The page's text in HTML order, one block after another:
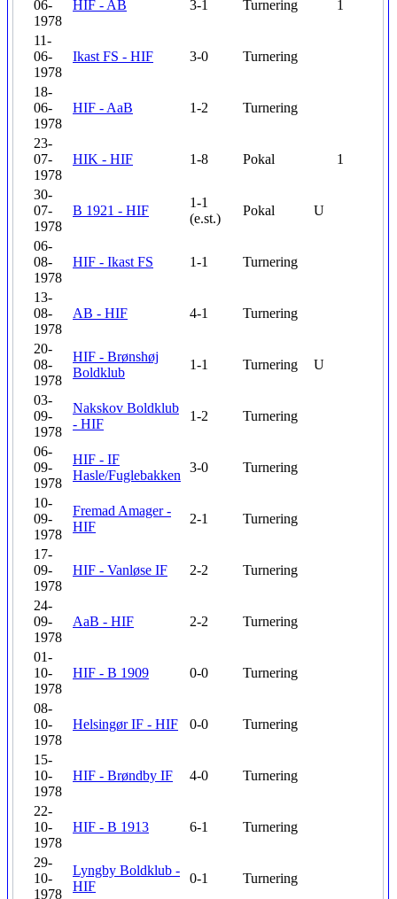
06-
1978
HIF - AB 3-1 Turnering 1
11-
06-
1978
Ikast FS - HIF 3-0 Turnering
18-
06-
1978
HIF - AaB 1-2 Turnering
23-
07-
1978
HIK - HIF 1-8 Pokal 1
30-
07-
1978
B 1921 - HIF
1-1
(e.st.)
Pokal U
06-
08-
1978
HIF - Ikast FS 1-1 Turnering
13-
08-
1978
AB - HIF 4-1 Turnering
20-
08-
1978
HIF - Brønshøj
Boldklub
1-1 Turnering U
03-
09-
1978
Nakskov Boldklub
- HIF
1-2 Turnering
06-
09-
1978
HIF - IF
Hasle/Fuglebakken
3-0 Turnering
10-
09-
1978
Fremad Amager -
HIF
2-1 Turnering
17-
09-
1978
HIF - Vanløse IF 2-2 Turnering
24-
09-
1978
AaB - HIF 2-2 Turnering
01-
10-
1978
HIF - B 1909 0-0 Turnering
08-
10-
1978
Helsingør IF - HIF 0-0 Turnering
15-
10-
1978
HIF - Brøndby IF 4-0 Turnering
22-
10-
1978
HIF - B 1913 6-1 Turnering
29-
10-
1978
Lyngby Boldklub -
HIF
0-1 Turnering